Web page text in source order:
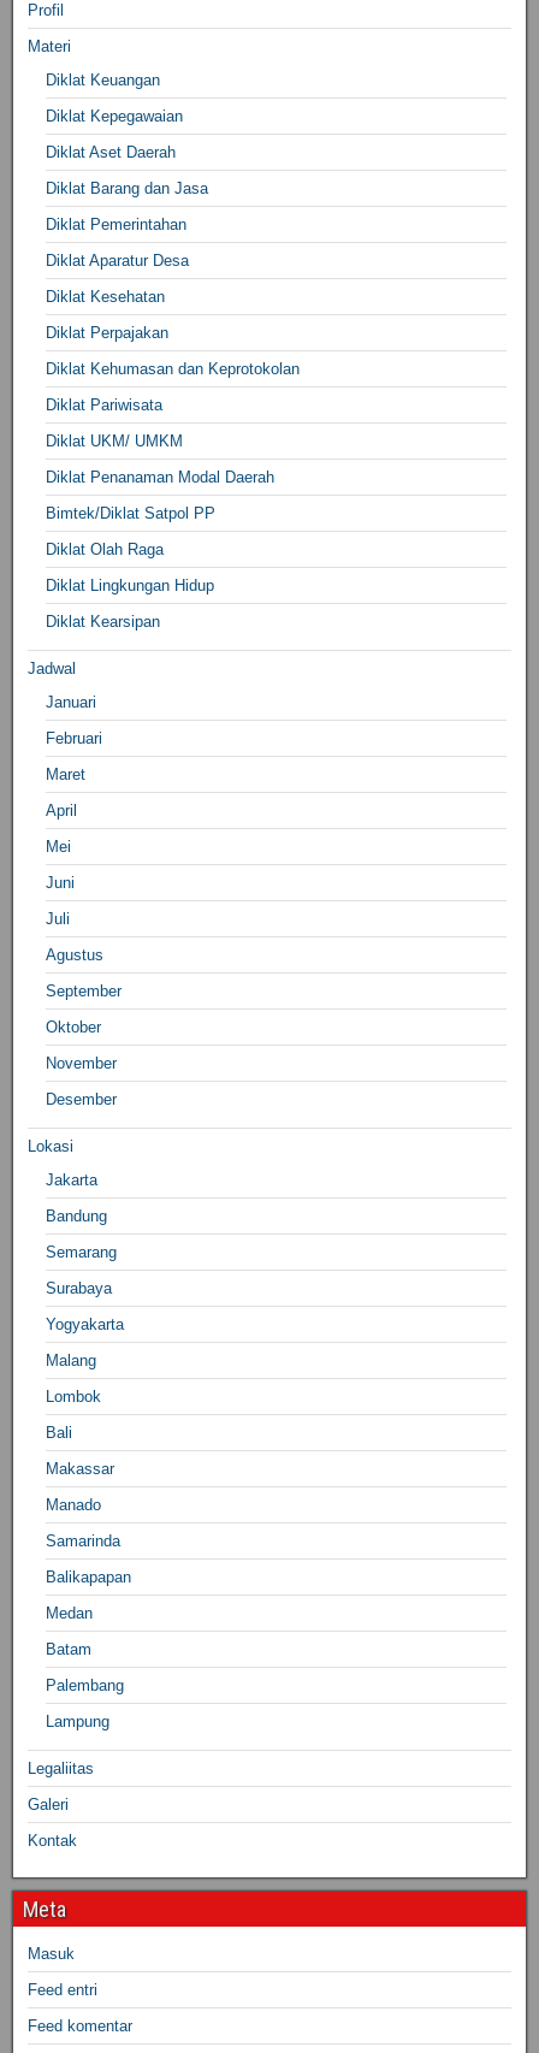
Profil
Materi
Diklat Keuangan
Diklat Kepegawaian
Diklat Aset Daerah
Diklat Barang dan Jasa
Diklat Pemerintahan
Diklat Aparatur Desa
Diklat Kesehatan
Diklat Perpajakan
Diklat Kehumasan dan Keprotokolan
Diklat Pariwisata
Diklat UKM/ UMKM
Diklat Penanaman Modal Daerah
Bimtek/Diklat Satpol PP
Diklat Olah Raga
Diklat Lingkungan Hidup
Diklat Kearsipan
Jadwal
Januari
Februari
Maret
April
Mei
Juni
Juli
Agustus
September
Oktober
November
Desember
Lokasi
Jakarta
Bandung
Semarang
Surabaya
Yogyakarta
Malang
Lombok
Bali
Makassar
Manado
Samarinda
Balikapapan
Medan
Batam
Palembang
Lampung
Legaliitas
Galeri
Kontak
Meta
Masuk
Feed entri
Feed komentar